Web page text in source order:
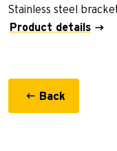
Stainless steel
Product details
Back